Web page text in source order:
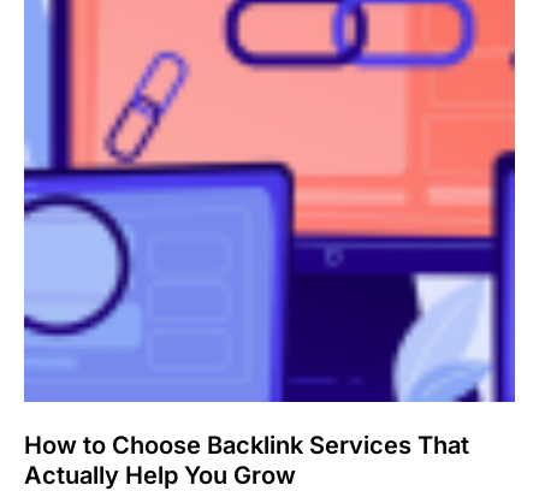
How to Choose Backlink Services That
Actually Help You Grow